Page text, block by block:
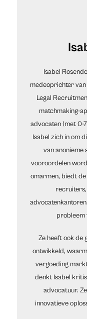
Isabel
medeoprichter
Legal
matchmaking-
advocaten (met 0-
Isabel zich in om
van anonieme
vooroordelen
omarmen, biedt
probleem
Ze heeft ook de
ontwikkeld,
vergoeding
denkt Isabel
advocatuur.
innovatieve